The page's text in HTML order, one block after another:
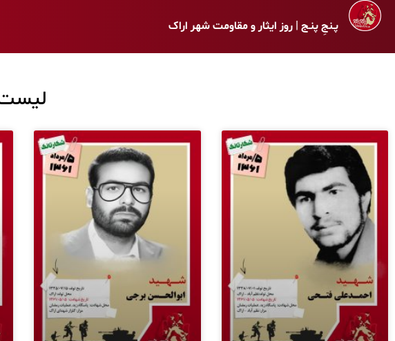
پـنجِ پنـج | روز ایثار و مقاومت شهر اراک
لیست